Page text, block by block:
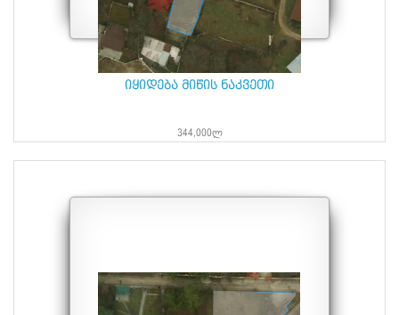
იყიდება მიწის ნაკვეთი
344,000ლ